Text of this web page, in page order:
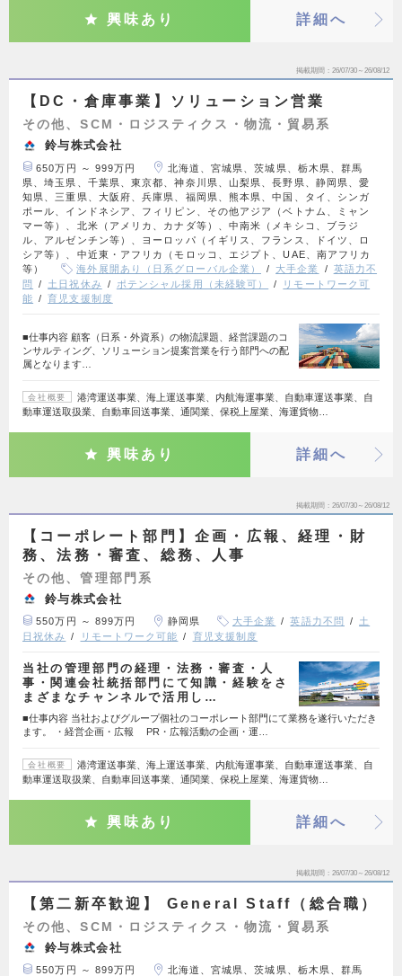
興味あり 詳細へ
掲載期間 26/07/30～26/08/12
【DC・倉庫事業】ソリューション営業
その他、SCM・ロジスティクス・物流・貿易系
鈴与株式会社
650万円 ～ 999万円
北海道、宮城県、茨城県、栃木県、群馬
県、埼玉県、千葉県、東京都、神奈川県、山梨県、長野県、静岡県、愛
知県、三重県、大阪府、兵庫県、福岡県、熊本県、中国、タイ、シンガ
ポール、インドネシア、フィリピン、その他アジア（ベトナム、ミャン
マー等）、北米（アメリカ、カナダ等）、中南米（メキシコ、ブラジ
ル、アルゼンチン等）、ヨーロッパ（イギリス、フランス、ドイツ、ロ
シア等）、中近東・アフリカ（モロッコ、エジプト、UAE、南アフリカ
等）
海外展開あり（日系グローバル企業） 大手企業
英語力不
問
土日祝休み ポテンシャル採用（未経験可）
リモートワーク可
能
育児支援制度
■仕事内容 顧客（日系・外資系）の物流課題、経営課題のコ
ンサルティング、ソリューション提案営業を行う部門への配
属となります…
会社概要
港湾運送事業、海上運送事業、内航海運事業、自動車運送事業、自
動車運送取扱業、自動車回送事業、通関業、保税上屋業、海運貨物…
興味あり 詳細へ
掲載期間 26/07/30～26/08/12
【コーポレート部門】企画・広報、経理・財
務、法務・審査、総務、人事
その他、管理部門系
鈴与株式会社
550万円 ～ 899万円 静岡県 大手企業 英語力不問
土
日祝休み
リモートワーク可能 育児支援制度
当社の管理部門の経理・法務・審査・人
事・関連会社統括部門にて知識・経験をさ
まざまなチャンネルで活用し…
■仕事内容 当社およびグループ個社のコーポレート部門にて業務を遂行いただき
ます。 ・経営企画・広報 PR・広報活動の企画・運…
会社概要
港湾運送事業、海上運送事業、内航海運事業、自動車運送事業、自
動車運送取扱業、自動車回送事業、通関業、保税上屋業、海運貨物…
興味あり 詳細へ
掲載期間 26/07/30～26/08/12
【第二新卒歓迎】 General Staff（総合職）
その他、SCM・ロジスティクス・物流・貿易系
鈴与株式会社
550万円 ～ 899万円
北海道、宮城県、茨城県、栃木県、群馬